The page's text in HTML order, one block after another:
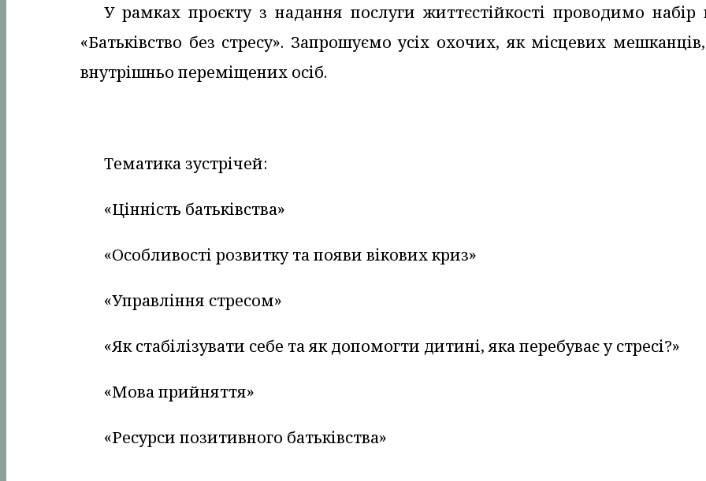
У рамках проєкту з надання послуги життєстійкості проводимо набір
«Батьківство без стресу». Запрошуємо усіх охочих, як місцевих
внутрішньо переміщених осіб.
Тематика зустрічей:
«Цінність батьківства»
«Особливості розвитку та появи вікових криз»
«Управління стресом»
«Як стабілізувати себе та як допомогти дитині, яка перебуває у стресі?»
«Мова прийняття»
«Ресурси позитивного батьківства»